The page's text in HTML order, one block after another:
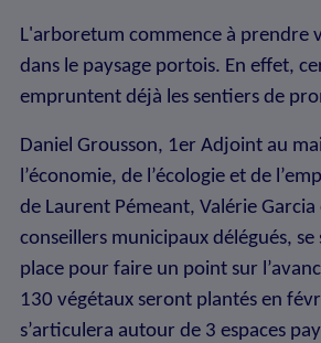
L'arboretum commence à prendre
dans le paysage portois. En effet,
empruntent déjà les sentiers de
Daniel Grousson, 1er Adjoint au
l’économie, de l’écologie et de
de Laurent Pémeant, Valérie
conseillers municipaux délégués,
place pour faire un point sur
130 végétaux seront plantés en
s’articulera autour de 3 espaces